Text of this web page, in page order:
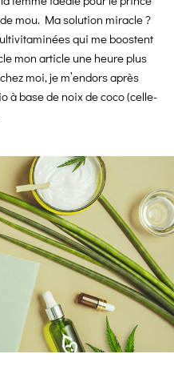
mou. Ma solution miracle ?
qui me boostent
mon article une heure plus
moi, je m’endors après
à base de noix de coco (celle-